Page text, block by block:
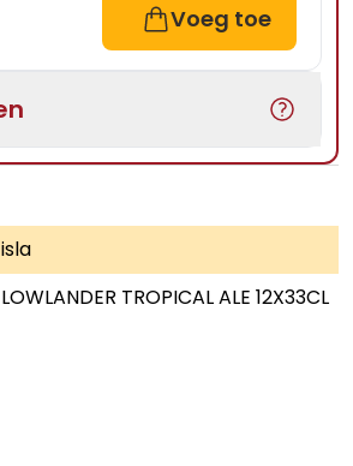
Voeg toe
isla
LOWLANDER TROPICAL ALE 12X33CL